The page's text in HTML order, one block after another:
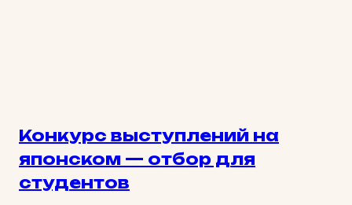
Конкурс выступлений на
японском — отбор для
студентов